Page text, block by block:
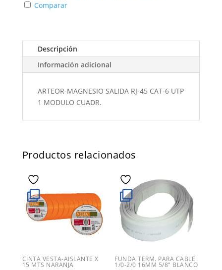
Comparar
Descripción
Información adicional
ARTEOR-MAGNESIO SALIDA RJ-45 CAT-6 UTP
1 MODULO CUADR.
Productos relacionados
CINTA VESTA-AISLANTE X
15 MTS NARANJA
FUNDA TERM. PARA CABLE
1/0-2/0 16MM 5/8″ BLANCO